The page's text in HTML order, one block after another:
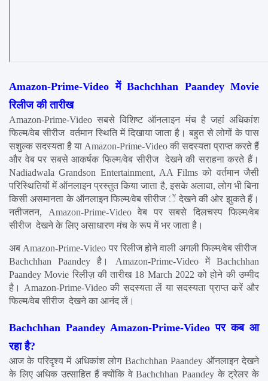
Amazon-Prime-Video में Bachchhan Paandey Movie
रिलीज की तारीख
Amazon-Prime-Video सबसे विशिष्ट ऑनलाइन मंच है जहां अधिकांश
फिल्म/वेब सीरीज  वर्तमान स्थिति में दिखाया जाता है। बहुत से लोगों के पास
सशुल्क सदस्यता है या Amazon-Prime-Video की सदस्यता प्राप्त करते हैं
और वेब पर सबसे आकर्षक फिल्म/वेब सीरीज  देखने की सराहना करते हैं।
Nadiadwala Grandson Entertainment, AA Films को वर्तमान जैसी
परिस्थितियों में ऑनलाइन प्रस्तुत किया जाता है, इसके अलावा, लोग भी बिना
किसी असमानता के ऑनलाइन फिल्म/वेब सीरीज ें देखने की ओर झुकते हैं।
नतीजतन, Amazon-Prime-Video वेब पर सबसे दिलचस्प फिल्म/वेब
सीरीज  देखने के लिए असाधारण मंच के रूप में भर जाता है।
अब Amazon-Prime-Video पर रिलीज होने वाली अगली फिल्म/वेब सीरीज
Bachchhan Paandey है। Amazon-Prime-Video में Bachchhan
Paandey Movie रिलीज़ की तारीख 18 March 2022 को होने की उम्मीद
है। Amazon-Prime-Video की सदस्यता लें या सदस्यता प्राप्त करें और
फिल्म/वेब सीरीज  देखने का आनंद लें।
Bachchhan Paandey Amazon-Prime-Video पर कब आ
रहा है?
आज के परिदृश्य में अधिकांश लोग Bachchhan Paandey ऑनलाइन देखने
के लिए अधिक उत्साहित हैं क्योंकि वे Bachchhan Paandey के ट्रेलर के